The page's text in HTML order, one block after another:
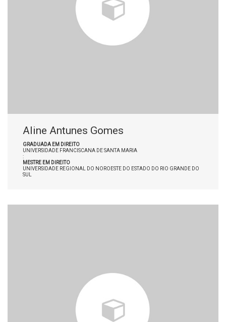
Aline Antunes Gomes
GRADUADA EM DIREITO
UNIVERSIDADE FRANCISCANA DE SANTA MARIA
:
MESTRE EM DIREITO
UNIVERSIDADE REGIONAL DO NOROESTE DO ESTADO DO RIO GRANDE DO
SUL